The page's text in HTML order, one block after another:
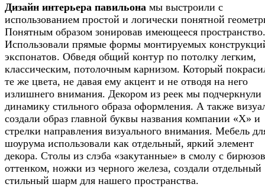
Дизайн интерьера павильона мы выстроили с
использованием простой и логически понятной
Понятным образом зонировав имеющееся пространство.
Использовали прямые формы монтируемых
экспонатов. Обведя общий контур по потолку легким,
классическим, потолочным карнизом. Который
те же цвета, не давая ему акцент и не отводя на него
излишнего внимания. Декором из реек мы подчеркнули
динамику стильного образа оформления. А также
создали образ главной буквы названия компании «Х» и
стрелки направления визуального внимания. Мебель
шоурума использовали как отдельный, яркий элемент
декора. Столы из слэба «закутанные» в смолу с
оттенком, ножки из черного железа, создали отдельный
стильный шарм для нашего пространства.